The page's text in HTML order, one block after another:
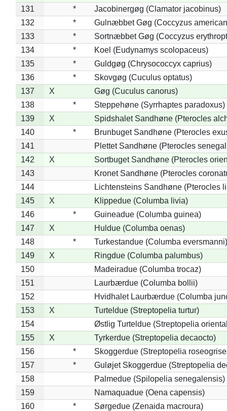
131
*
Jacobinergøg (Clamator jacobinus)
132
*
Gulnæbbet Gøg (Coccyzus
133
*
Sortnæbbet Gøg (Coccyzus
134
*
Koel (Eudynamys scolopaceus)
135
*
Guldgøg (Chrysococcyx caprius)
136
*
Skovgøg (Cuculus optatus)
137
X
Gøg (Cuculus canorus)
138
*
Steppehøne (Syrrhaptes paradoxus)
139
X
Spidshalet Sandhøne (Pterocles
140
*
Brunbuget Sandhøne (Pterocles
141
Plettet Sandhøne (Pterocles
142
X
Sortbuget Sandhøne (Pterocles
143
Kronet Sandhøne (Pterocles
144
Lichtensteins Sandhøne (Pterocles
145
X
Klippedue (Columba livia)
146
*
Guineadue (Columba guinea)
147
X
Huldue (Columba oenas)
148
*
Turkestandue (Columba eversmanni)
149
X
Ringdue (Columba palumbus)
150
Madeiradue (Columba trocaz)
151
Laurbærdue (Columba bollii)
152
Hvidhalet Laurbærdue (Columba
153
X
Turteldue (Streptopelia turtur)
154
Østlig Turteldue (Streptopelia
155
X
Tyrkerdue (Streptopelia decaocto)
156
*
Skoggerdue (Streptopelia
157
*
Guløjet Skoggerdue (Streptopelia
158
Palmedue (Spilopelia senegalensis)
159
Namaquadue (Oena capensis)
160
*
Sørgedue (Zenaida macroura)